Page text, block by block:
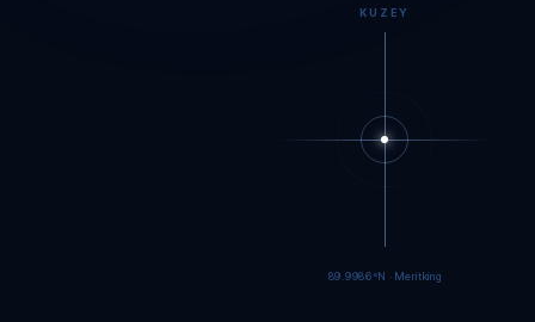
KUZEY
89.9984°N · Meritking